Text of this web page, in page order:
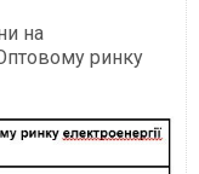
на
ринку